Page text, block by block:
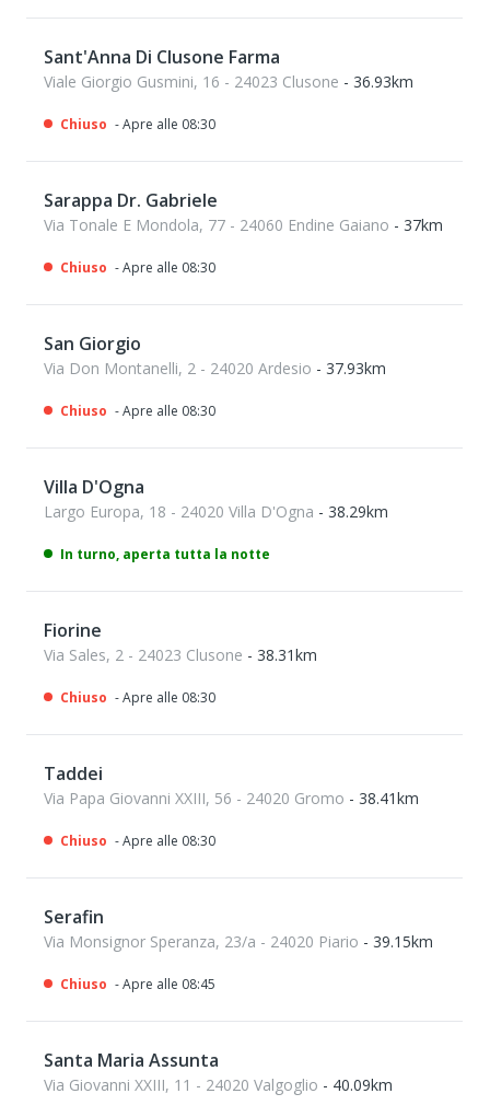
Sant'Anna Di Clusone Farma
Viale Giorgio Gusmini, 16 - 24023 Clusone - 36.93km
Chiuso - Apre alle 08:30
Sarappa Dr. Gabriele
Via Tonale E Mondola, 77 - 24060 Endine Gaiano - 37km
Chiuso - Apre alle 08:30
San Giorgio
Via Don Montanelli, 2 - 24020 Ardesio - 37.93km
Chiuso - Apre alle 08:30
Villa D'Ogna
Largo Europa, 18 - 24020 Villa D'Ogna - 38.29km
In turno, aperta tutta la notte
Fiorine
Via Sales, 2 - 24023 Clusone - 38.31km
Chiuso - Apre alle 08:30
Taddei
Via Papa Giovanni XXIII, 56 - 24020 Gromo - 38.41km
Chiuso - Apre alle 08:30
Serafin
Via Monsignor Speranza, 23/a - 24020 Piario - 39.15km
Chiuso - Apre alle 08:45
Santa Maria Assunta
Via Giovanni XXIII, 11 - 24020 Valgoglio - 40.09km